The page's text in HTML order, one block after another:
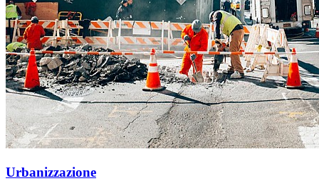
Urbanizzazione